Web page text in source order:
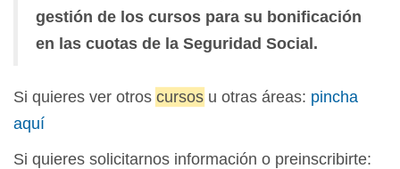
gestión de los cursos para su bonificación
en las cuotas de la Seguridad Social.
Si quieres ver otros cursos u otras áreas: pincha
aquí
Si quieres solicitarnos información o preinscribirte: